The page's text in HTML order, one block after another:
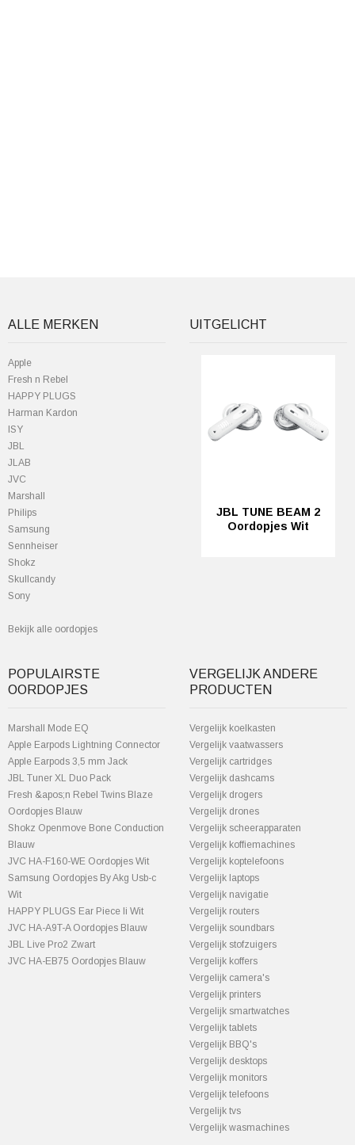
ALLE MERKEN
Apple
Fresh n Rebel
HAPPY PLUGS
Harman Kardon
ISY
JBL
JLAB
JVC
Marshall
Philips
Samsung
Sennheiser
Shokz
Skullcandy
Sony
Bekijk alle oordopjes
UITGELICHT
JBL TUNE BEAM 2
Oordopjes Wit
POPULAIRSTE
OORDOPJES
Marshall Mode EQ
Apple Earpods Lightning Connector
Apple Earpods 3,5 mm Jack
JBL Tuner XL Duo Pack
Fresh &apos;n Rebel Twins Blaze
Oordopjes Blauw
Shokz Openmove Bone Conduction
Blauw
JVC HA-F160-WE Oordopjes Wit
Samsung Oordopjes By Akg Usb-c
Wit
HAPPY PLUGS Ear Piece Ii Wit
JVC HA-A9T-A Oordopjes Blauw
JBL Live Pro2 Zwart
JVC HA-EB75 Oordopjes Blauw
VERGELIJK ANDERE
PRODUCTEN
Vergelijk koelkasten
Vergelijk vaatwassers
Vergelijk cartridges
Vergelijk dashcams
Vergelijk drogers
Vergelijk drones
Vergelijk scheerapparaten
Vergelijk koffiemachines
Vergelijk koptelefoons
Vergelijk laptops
Vergelijk navigatie
Vergelijk routers
Vergelijk soundbars
Vergelijk stofzuigers
Vergelijk koffers
Vergelijk camera's
Vergelijk printers
Vergelijk smartwatches
Vergelijk tablets
Vergelijk BBQ's
Vergelijk desktops
Vergelijk monitors
Vergelijk telefoons
Vergelijk tvs
Vergelijk wasmachines